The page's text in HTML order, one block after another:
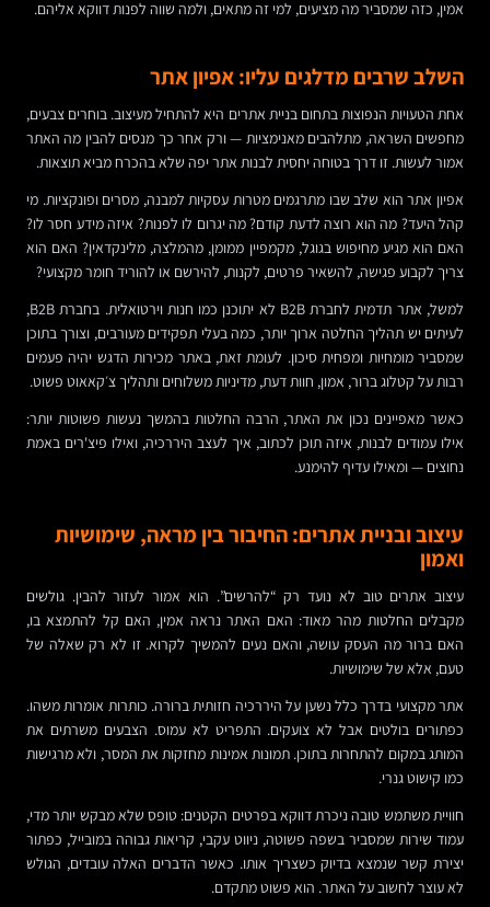
אמין, כזה שמסביר מה מציעים, למי זה מתאים, ולמה שווה לפנות דווקא אליהם.
השלב שרבים מדלגים עליו: אפיון אתר
אחת הטעויות הנפוצות בתחום בניית אתרים היא להתחיל מעיצוב. בוחרים צבעים,
מחפשים השראה, מתלהבים מאנימציות — ורק אחר כך מנסים להבין מה האתר
אמור לעשות. זו דרך בטוחה יחסית לבנות אתר יפה שלא בהכרח מביא תוצאות.
אפיון אתר הוא שלב שבו מתרגמים מטרות עסקיות למבנה, מסרים ופונקציות. מי
קהל היעד? מה הוא רוצה לדעת קודם? מה יגרום לו לפנות? איזה מידע חסר לו?
האם הוא מגיע מחיפוש בגוגל, מקמפיין ממומן, מהמלצה, מלינקדאין? האם הוא
צריך לקבוע פגישה, להשאיר פרטים, לקנות, להירשם או להוריד חומר מקצועי?
למשל, אתר תדמית לחברת B2B לא יתוכנן כמו חנות וירטואלית. בחברת B2B,
לעיתים יש תהליך החלטה ארוך יותר, כמה בעלי תפקידים מעורבים, וצורך בתוכן
שמסביר מומחיות ומפחית סיכון. לעומת זאת, באתר מכירות הדגש יהיה פעמים
רבות על קטלוג ברור, אמון, חוות דעת, מדיניות משלוחים ותהליך צ׳קאאוט פשוט.
כאשר מאפיינים נכון את האתר, הרבה החלטות בהמשך נעשות פשוטות יותר:
אילו עמודים לבנות, איזה תוכן לכתוב, איך לעצב היררכיה, ואילו פיצ'רים באמת
נחוצים — ומאילו עדיף להימנע.
עיצוב ובניית אתרים: החיבור בין מראה, שימושיות
ואמון
עיצוב אתרים טוב לא נועד רק “להרשים”. הוא אמור לעזור להבין. גולשים
מקבלים החלטות מהר מאוד: האם האתר נראה אמין, האם קל להתמצא בו,
האם ברור מה העסק עושה, והאם נעים להמשיך לקרוא. זו לא רק שאלה של
טעם, אלא של שימושיות.
אתר מקצועי בדרך כלל נשען על היררכיה חזותית ברורה. כותרות אומרות משהו.
כפתורים בולטים אבל לא צועקים. התפריט לא עמוס. הצבעים משרתים את
המותג במקום להתחרות בתוכן. תמונות אמינות מחזקות את המסר, ולא מרגישות
כמו קישוט גנרי.
חוויית משתמש טובה ניכרת דווקא בפרטים הקטנים: טופס שלא מבקש יותר מדי,
עמוד שירות שמסביר בשפה פשוטה, ניווט עקבי, קריאות גבוהה במובייל, כפתור
יצירת קשר שנמצא בדיוק כשצריך אותו. כאשר הדברים האלה עובדים, הגולש
לא עוצר לחשוב על האתר. הוא פשוט מתקדם.